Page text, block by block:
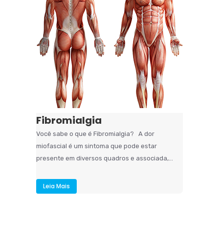
Fibromialgia
Você sabe o que é Fibromialgia? A dor
miofascial é um sintoma que pode estar
presente em diversos quadros e associada,...
Leia Mais